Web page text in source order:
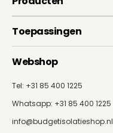
Toepassingen
Webshop
Tel: +31 85 400 1225
Whatsapp: +31 85 400 1225
info@budgetisolatieshop.nl